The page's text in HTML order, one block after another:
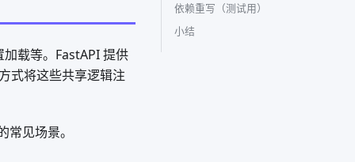
载等。FastAPI 提供
式将这些共享逻辑注
见场景。
依赖重写（测试用）
小结